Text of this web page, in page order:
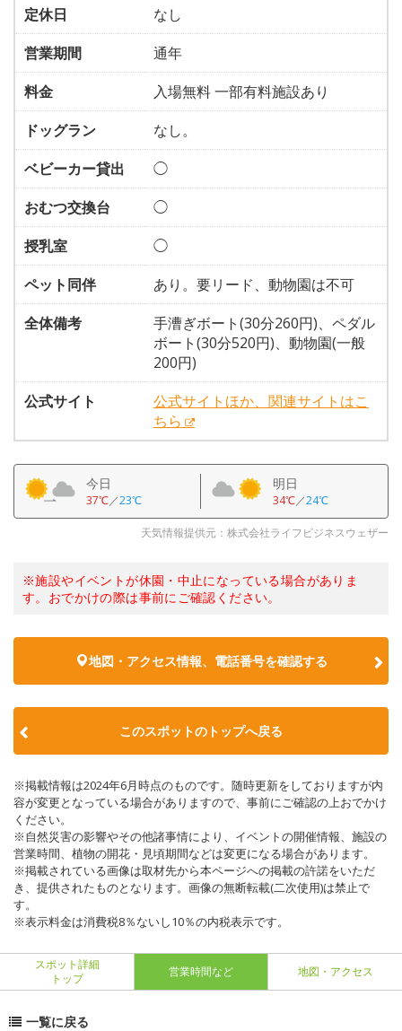
定休日
なし
営業期間
通年
料金
入場無料 一部有料施設あり
ドッグラン
なし。
ベビーカー貸出
◯
おむつ交換台
◯
授乳室
◯
ペット同伴
あり。要リード、動物園は不可
全体備考
手漕ぎボート(30分260円)、ペダル
ボート(30分520円)、動物園(一般
200円)
公式サイト
公式サイトほか、関連サイトはこ
ちら
今日
37℃／23℃
明日
34℃／24℃
天気情報提供元：株式会社ライフビジネスウェザー
※施設やイベントが休園・中止になっている場合がありま
す。おでかけの際は事前にご確認ください。
地図・アクセス情報、電話番号を確認する
このスポットのトップへ戻る
※掲載情報は2024年6月時点のものです。随時更新をしておりますが内
容が変更となっている場合がありますので、事前にご確認の上おでかけ
ください。
※自然災害の影響やその他諸事情により、イベントの開催情報、施設の
営業時間、植物の開花・見頃期間などは変更になる場合があります。
※掲載されている画像は取材先から本ページへの掲載の許諾をいただ
き、提供されたものとなります。画像の無断転載(二次使用)は禁止で
す。
※表示料金は消費税8％ないし10％の内税表示です。
スポット詳細
トップ
営業時間など 地図・アクセス
一覧に戻る